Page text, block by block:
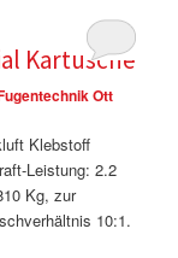
Kartusche
Ott
Klebstoff
Leistung: 2.2
Kg, zur
10:1.